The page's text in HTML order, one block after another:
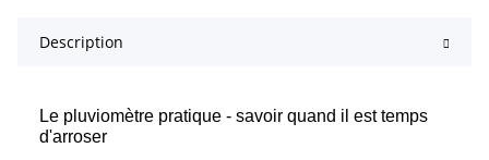
Description
Le pluviomètre pratique - savoir quand il est temps
d'arroser